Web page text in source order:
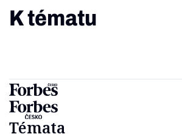
K tématu
Témata